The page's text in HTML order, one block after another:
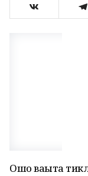
Ошо ваҡытҡа